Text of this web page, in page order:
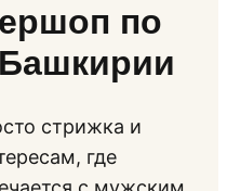
по
стрижка и
где